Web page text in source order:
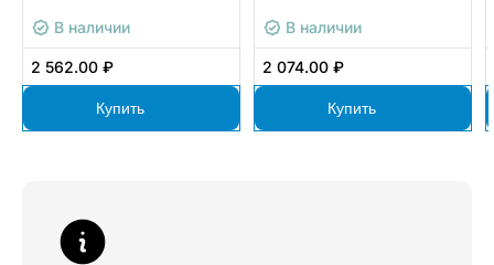
В наличии
2 562.00 ₽
Купить
В наличии
2 074.00 ₽
Купить